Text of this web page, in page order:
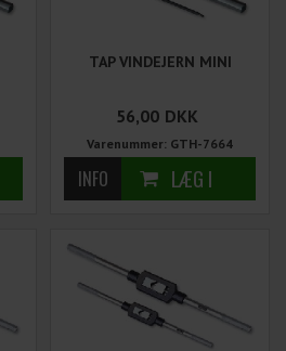
TAP VINDEJERN MINI
56,00 DKK
Varenummer: GTH-7664